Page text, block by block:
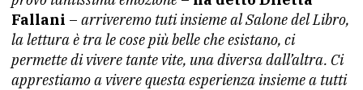
Fallani – arriveremo tuti insieme al Salone del Libro,
la lettura è tra le cose più belle che esistano, ci
permette di vivere tante vite, una diversa dall’altra. Ci
apprestiamo a vivere questa esperienza insieme a tutti